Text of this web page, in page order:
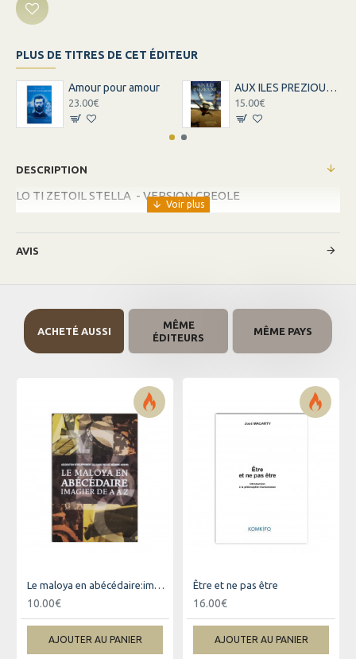
PLUS DE TITRES DE CET ÉDITEUR
Amour pour amour
23.00€
AUX ILES PREZIOUME
15.00€
DESCRIPTION
LO TI ZETOIL STELLA - VERSION CREOLE
AVIS
ACHETÉ AUSSI
MÊME
ÉDITEURS
MÊME PAYS
Le maloya en abécédaire:imagier de Aà Z
10.00€
AJOUTER AU PANIER
Être et ne pas être
16.00€
AJOUTER AU PANIER